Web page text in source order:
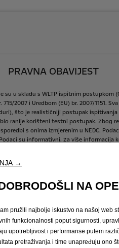
PRAVNA OBAVIJEST
su u skladu s WLTP ispitnim postupkom
715/2007 i Uredbom (EU) br. 2007/1151. Sva
što je realističniji postupak ispitivanja
bio ranije korišteni testni postupak. Zbog
s onima izmjerenim u NEDC.
Podaci su informativni. Za više informacija
testnu vožnju
Doživite
→
NA
pružili najbolje iskustvo na našoj web
funkcionalnosti poput sigurnosti,
upotrebljivost i performanse putem
pretraživanja i time unapređuju ono